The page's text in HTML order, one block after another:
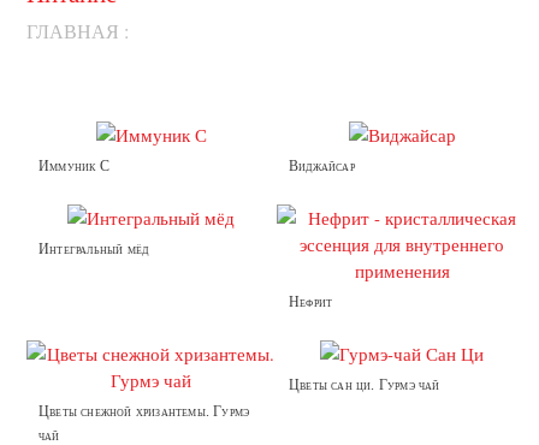
ГЛАВНАЯ :
Иммуник С Виджайсар
Интегральный мёд
Нефрит
Цветы снежной хризантемы. Гурмэ
чай
Цветы сан ци. Гурмэ чай